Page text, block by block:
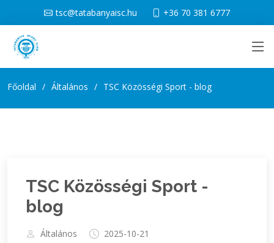
tsc@tatabanyaisc.hu +36 70 381 6777
Főoldal Általános TSC Közösségi Sport - blog
TSC Közösségi Sport -
blog
Általános 2025-10-21